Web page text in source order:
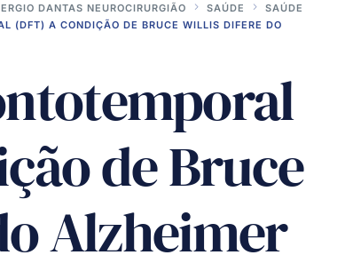
DANTAS NEUROCIRURGIÃO SAÚDE
SAÚDE
(DFT) A CONDIÇÃO DE BRUCE WILLIS DIFERE DO
de Bruce
Alzheimer